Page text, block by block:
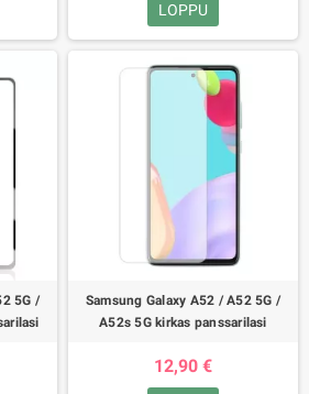
LOPPU
5G /
Samsung Galaxy A52 / A52 5G /
A52s 5G kirkas panssarilasi
12,90 €